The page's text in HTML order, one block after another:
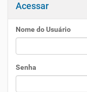
Acessar
Nome do Usuário
Senha